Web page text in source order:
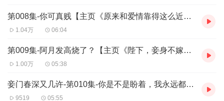
第008集-你可真贱【主页《原来和爱情靠得这么近》，霸总小甜剧，来点糖~】
1.04万 06:04
第009集-阿月发高烧了？【主页《陛下，妾身不嫁》，长篇宫斗剧AI多播，欢迎品尝~】
1.00万 05:38
妾门春深又几许-第010集-你是不是盼着，我永远都回不来？
9519 05:55